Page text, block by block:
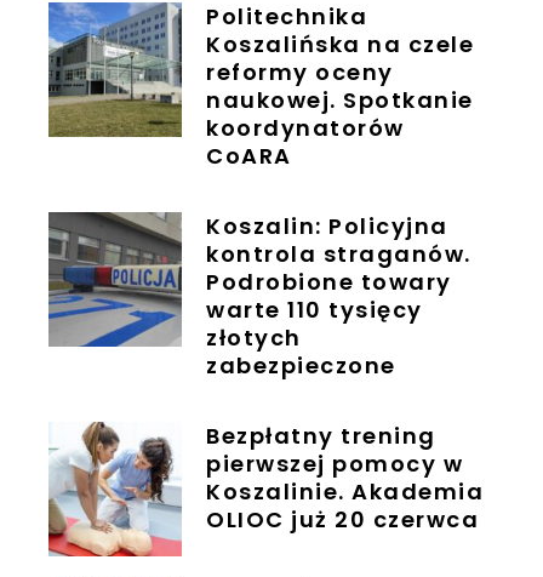
Politechnika
Koszalińska na czele
reformy oceny
naukowej. Spotkanie
koordynatorów
CoARA
Koszalin: Policyjna
kontrola straganów.
Podrobione towary
warte 110 tysięcy
złotych
zabezpieczone
Bezpłatny trening
pierwszej pomocy w
Koszalinie. Akademia
OLIOC już 20 czerwca